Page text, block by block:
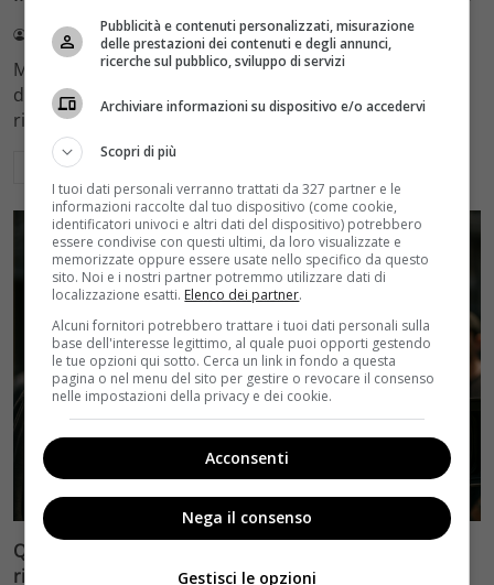
Redazione Velvet 4 Agosto 2026
Mediaset sceglie di mantenere Gerry Scotti e La Ruota
della Fortuna nell'access prime time estivo di Canale 5,
rinviando a dicembre il debutto di Enrico Pa
Leggi di più
Quentin Tarantino e il decimo film: Robert Richardson
rivela riprese forse nel 2027 e l’addio a The Movie Critic
Pubblicità e contenuti personalizzati, misurazione
delle prestazioni dei contenuti e degli annunci,
ricerche sul pubblico, sviluppo di servizi
Archiviare informazioni su dispositivo e/o accedervi
Scopri di più
I tuoi dati personali verranno trattati da 327 partner e le
informazioni raccolte dal tuo dispositivo (come cookie,
identificatori univoci e altri dati del dispositivo) potrebbero
essere condivise con questi ultimi, da loro visualizzate e
memorizzate oppure essere usate nello specifico da questo
sito. Noi e i nostri partner potremmo utilizzare dati di
localizzazione esatti. Elenco dei partner.
Alcuni fornitori potrebbero trattare i tuoi dati personali sulla
base dell'interesse legittimo, al quale puoi opporti gestendo
le tue opzioni qui sotto. Cerca un link in fondo a questa
pagina o nel menu del sito per gestire o revocare il consenso
nelle impostazioni della privacy e dei cookie.
Acconsenti
Nega il consenso
Gestisci le opzioni